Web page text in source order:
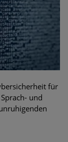
für
und